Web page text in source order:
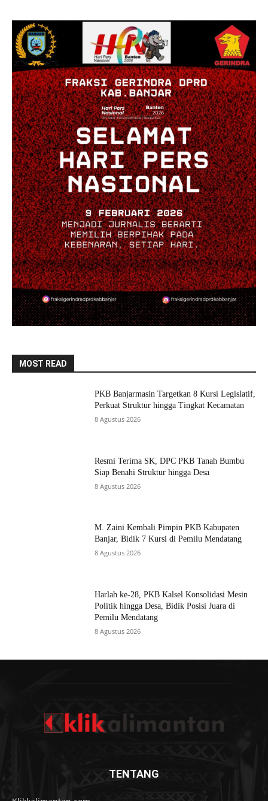
MOST READ
PKB Banjarmasin Targetkan 8 Kursi Legislatif,
Perkuat Struktur hingga Tingkat Kecamatan
8 Agustus 2026
Resmi Terima SK, DPC PKB Tanah Bumbu
Siap Benahi Struktur hingga Desa
8 Agustus 2026
M. Zaini Kembali Pimpin PKB Kabupaten
Banjar, Bidik 7 Kursi di Pemilu Mendatang
8 Agustus 2026
Harlah ke-28, PKB Kalsel Konsolidasi Mesin
Politik hingga Desa, Bidik Posisi Juara di
Pemilu Mendatang
8 Agustus 2026
TENTANG